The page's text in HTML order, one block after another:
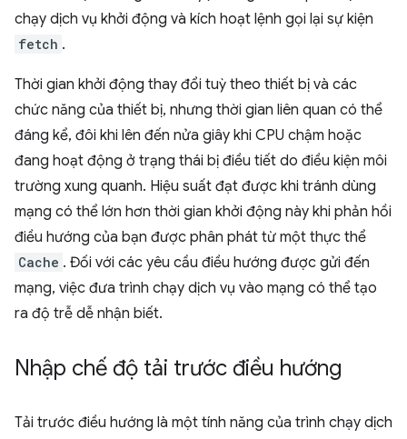
chạy dịch vụ khởi động và kích hoạt lệnh gọi lại sự kiện
fetch .
Thời gian khởi động thay đổi tuỳ theo thiết bị và các
chức năng của thiết bị, nhưng thời gian liên quan có thể
đáng kể, đôi khi lên đến nửa giây khi CPU chậm hoặc
đang hoạt động ở trạng thái bị điều tiết do điều kiện môi
trường xung quanh. Hiệu suất đạt được khi tránh dùng
mạng có thể lớn hơn thời gian khởi động này khi phản hồi
điều hướng của bạn được phân phát từ một thực thể
Cache . Đối với các yêu cầu điều hướng được gửi đến
mạng, việc đưa trình chạy dịch vụ vào mạng có thể tạo
ra độ trễ dễ nhận biết.
Nhập chế độ tải trước điều hướng
Tải trước điều hướng là một tính năng của trình chạy dịch